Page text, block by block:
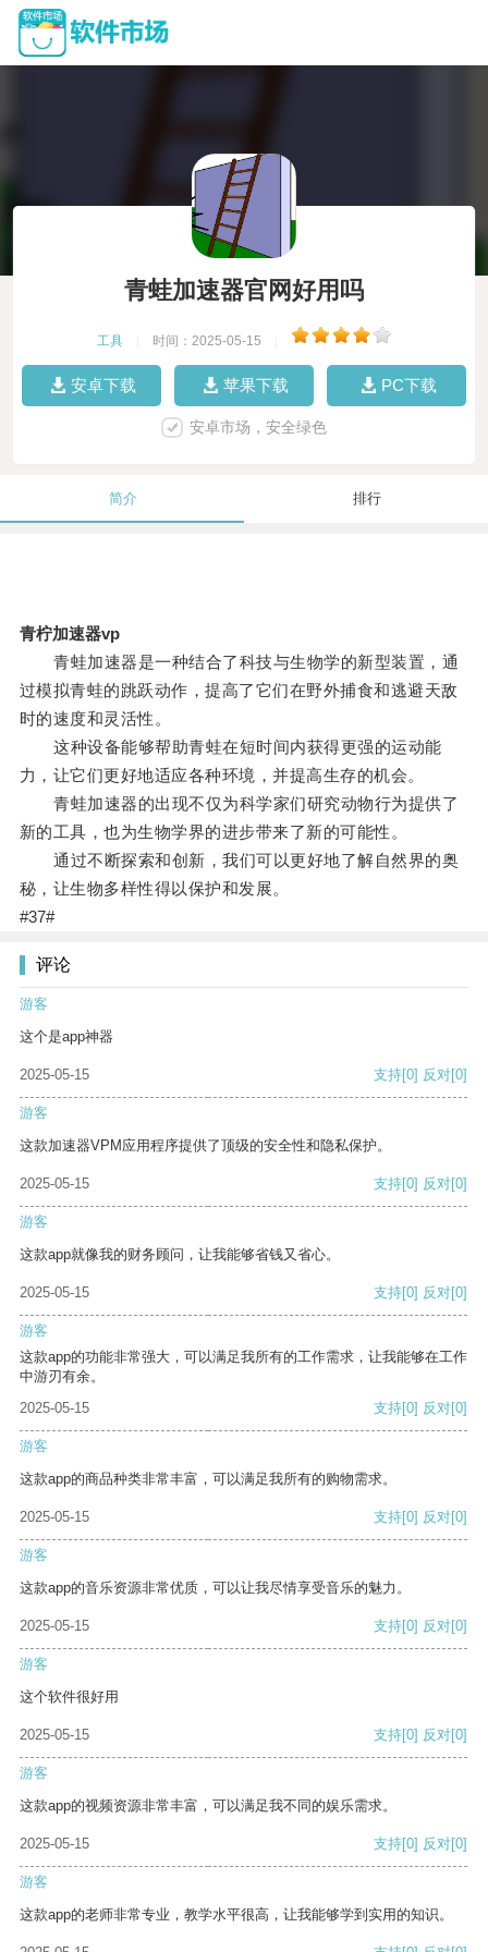
青蛙加速器官网好用吗
工具 时间：2025-05-15
安卓下载 苹果下载 PC下载
安卓市场，安全绿色
简介 排行
青柠加速器vp
青蛙加速器是一种结合了科技与生物学的新型装置，通
过模拟青蛙的跳跃动作，提高了它们在野外捕食和逃避天敌
时的速度和灵活性。
这种设备能够帮助青蛙在短时间内获得更强的运动能
力，让它们更好地适应各种环境，并提高生存的机会。
青蛙加速器的出现不仅为科学家们研究动物行为提供了
新的工具，也为生物学界的进步带来了新的可能性。
通过不断探索和创新，我们可以更好地了解自然界的奥
秘，让生物多样性得以保护和发展。
#37#
评论
游客
这个是app神器
2025-05-15 支持[0] 反对[0]
游客
这款加速器VPM应用程序提供了顶级的安全性和隐私保护。
2025-05-15 支持[0] 反对[0]
游客
这款app就像我的财务顾问，让我能够省钱又省心。
2025-05-15 支持[0] 反对[0]
游客
这款app的功能非常强大，可以满足我所有的工作需求，让我能够在工作
中游刃有余。
2025-05-15
支持[0] 反对[0]
游客
这款app的商品种类非常丰富，可以满足我所有的购物需求。
2025-05-15 支持[0] 反对[0]
游客
这款app的音乐资源非常优质，可以让我尽情享受音乐的魅力。
2025-05-15 支持[0] 反对[0]
游客
这个软件很好用
2025-05-15 支持[0] 反对[0]
游客
这款app的视频资源非常丰富，可以满足我不同的娱乐需求。
2025-05-15 支持[0] 反对[0]
游客
这款app的老师非常专业，教学水平很高，让我能够学到实用的知识。